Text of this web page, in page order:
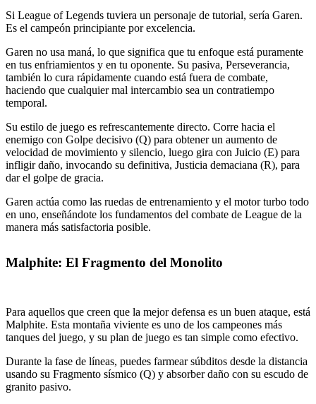
Si League of Legends tuviera un personaje de tutorial, sería Garen.
Es el campeón principiante por excelencia.
Garen no usa maná, lo que significa que tu enfoque está puramente
en tus enfriamientos y en tu oponente. Su pasiva, Perseverancia,
también lo cura rápidamente cuando está fuera de combate,
haciendo que cualquier mal intercambio sea un contratiempo
temporal.
Su estilo de juego es refrescantemente directo. Corre hacia el
enemigo con Golpe decisivo (Q) para obtener un aumento de
velocidad de movimiento y silencio, luego gira con Juicio (E) para
infligir daño, invocando su definitiva, Justicia demaciana (R), para
dar el golpe de gracia.
Garen actúa como las ruedas de entrenamiento y el motor turbo todo
en uno, enseñándote los fundamentos del combate de League de la
manera más satisfactoria posible.
Malphite: El Fragmento del Monolito
Para aquellos que creen que la mejor defensa es un buen ataque, está
Malphite. Esta montaña viviente es uno de los campeones más
tanques del juego, y su plan de juego es tan simple como efectivo.
Durante la fase de líneas, puedes farmear súbditos desde la distancia
usando su Fragmento sísmico (Q) y absorber daño con su escudo de
granito pasivo.